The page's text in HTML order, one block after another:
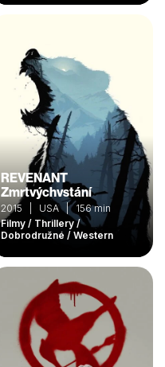
REVENANT
Zmrtvýchvstání
2015 | USA | 156 min
Filmy / Thrillery /
Dobrodružné / Western